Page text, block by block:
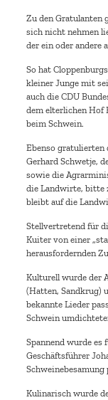
Zu den Gratulanten
sich nicht nehmen
der ein oder andere
So hat
kleiner Junge mit
auch die CDU
dem elterlichen Hof
beim Schwein.
Ebenso gratulierten
Gerhard Schwetje,
sowie die
die Landwirte, bitte
bleibt auf die
Stellvertretend für
Kuiter von einer
herausfordernden
Kulturell wurde der
(Hatten, Sandkrug)
bekannte Lieder
Schwein
Spannend wurde es
Geschäftsführer
Schweinebesamung
Kulinarisch wurde